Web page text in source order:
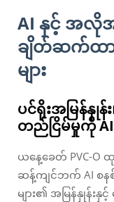
AI နှင့် အလိုအ
ချိတ်ဆက်ထ
များ
ပင်ရိုးအမြန်နှုန်
တည်ငြိမ်မှုကို AI
ယနေ့ခေတ် PVC-
ဆန့်ကျင်ဘက် AI စန
များ၏ အမြန်နှုန်း